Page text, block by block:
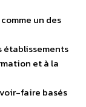
un des
établissements
et à la
faire basés